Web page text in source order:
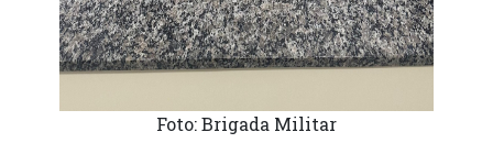
Foto: Brigada Militar